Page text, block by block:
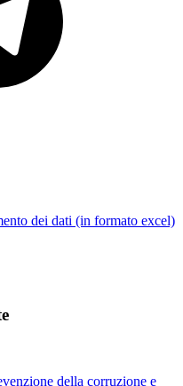
dei dati (in formato excel)
della corruzione e